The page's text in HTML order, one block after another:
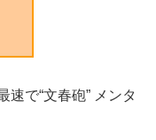
で“文春砲” メンタ